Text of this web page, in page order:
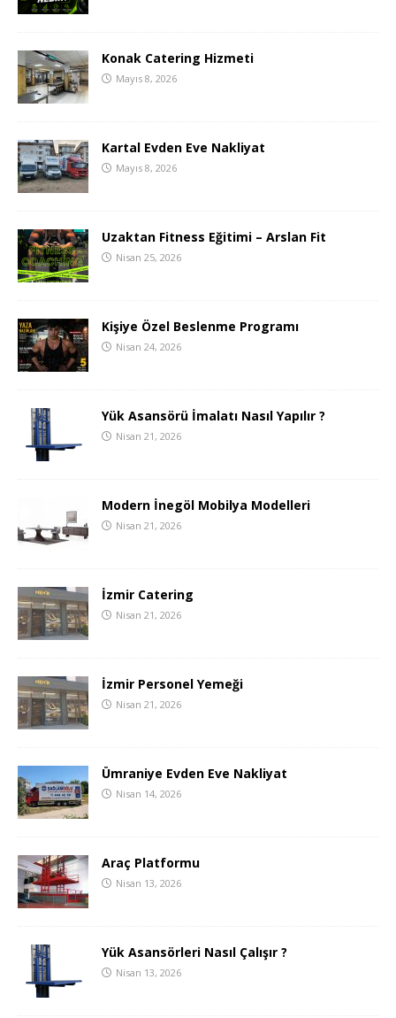
Konak Catering Hizmeti
Mayıs 8, 2026
Kartal Evden Eve Nakliyat
Mayıs 8, 2026
Uzaktan Fitness Eğitimi – Arslan Fit
Nisan 25, 2026
Kişiye Özel Beslenme Programı
Nisan 24, 2026
Yük Asansörü İmalatı Nasıl Yapılır ?
Nisan 21, 2026
Modern İnegöl Mobilya Modelleri
Nisan 21, 2026
İzmir Catering
Nisan 21, 2026
İzmir Personel Yemeği
Nisan 21, 2026
Ümraniye Evden Eve Nakliyat
Nisan 14, 2026
Araç Platformu
Nisan 13, 2026
Yük Asansörleri Nasıl Çalışır ?
Nisan 13, 2026